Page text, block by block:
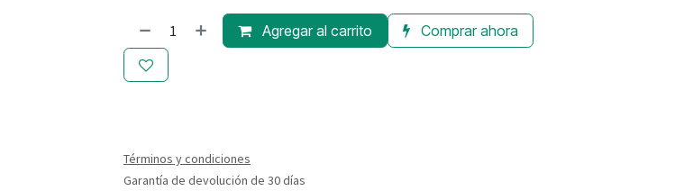
Agregar al carrito Comprar ahora
Términos y condiciones
Garantía de devolución de 30 días